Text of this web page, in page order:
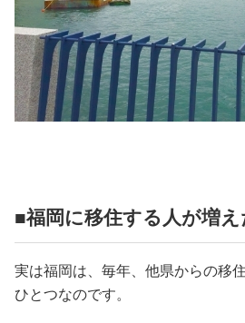
■福岡に移住する人が増え
実は福岡は、毎年、他県からの移
ひとつなのです。